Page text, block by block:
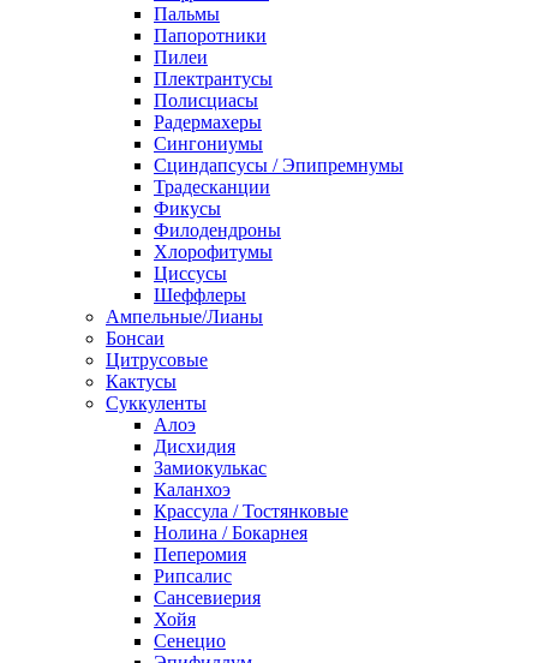
Пальмы
Папоротники
Пилеи
Плектрантусы
Полисциасы
Радермахеры
Сингониумы
Сциндапсусы / Эпипремнумы
Традесканции
Фикусы
Филодендроны
Хлорофитумы
Циссусы
Шеффлеры
Ампельные/Лианы
Бонсаи
Цитрусовые
Кактусы
Суккуленты
Алоэ
Дисхидия
Замиокулькас
Каланхоэ
Крассула / Тостянковые
Нолина / Бокарнея
Пеперомия
Рипсалис
Сансевиерия
Хойя
Сенецио